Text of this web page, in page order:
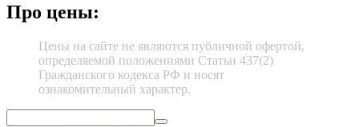
Про цены:
Цены на сайте не являются публичной офертой,
определяемой положениями Статьи 437(2)
Гражданского кодекса РФ и носят
ознакомительный характер.